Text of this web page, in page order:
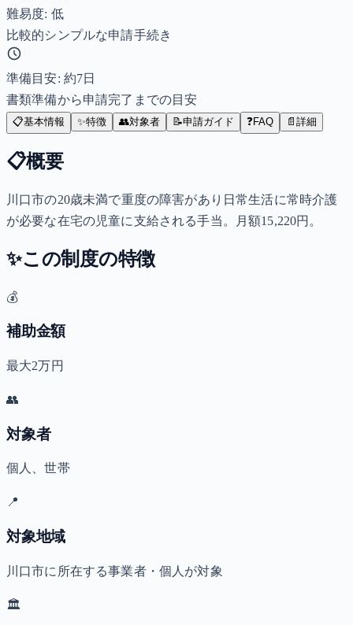
難易度: 低
比較的シンプルな申請手続き
準備目安: 約7日
書類準備から申請完了までの目安
📋基本情報 ✨特徴 👥対象者 📝申請ガイド ❓FAQ 📄 詳細
📋概要
川口市の20歳未満で重度の障害があり日常生活に常時介護
が必要な在宅の児童に支給される手当。月額15,220円。
✨この制度の特徴
💰
補助金額
最大2万円
👥
対象者
個人、世帯
📍
対象地域
川口市に所在する事業者・個人が対象
🏛️